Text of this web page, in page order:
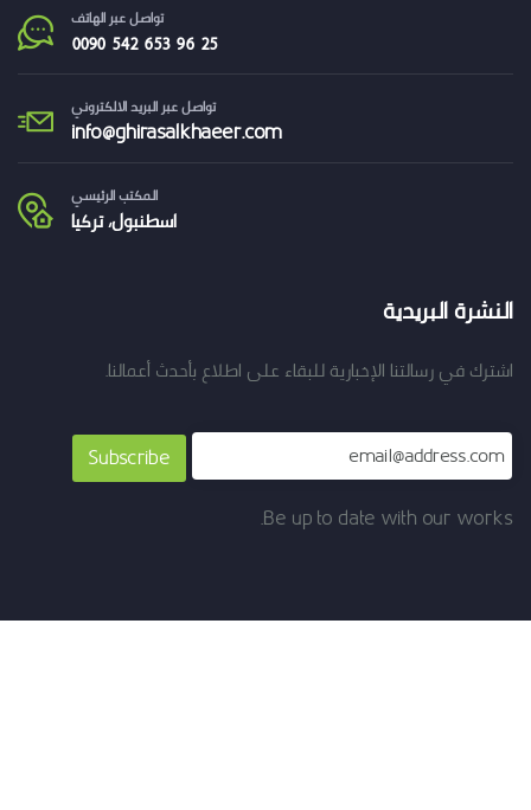
تواصل عبر الهاتف
تواصل عبر البريد الالكتروني
info@ghirasalkhaeer.com
المكتب الرئيسي
اسطنبول، تركيا
النشرة البريدية
اشترك في رسالتنا الإخبارية للبقاء على اطلاع بأحدث أعمالنا.
Subscribe
Be up to date with our works.